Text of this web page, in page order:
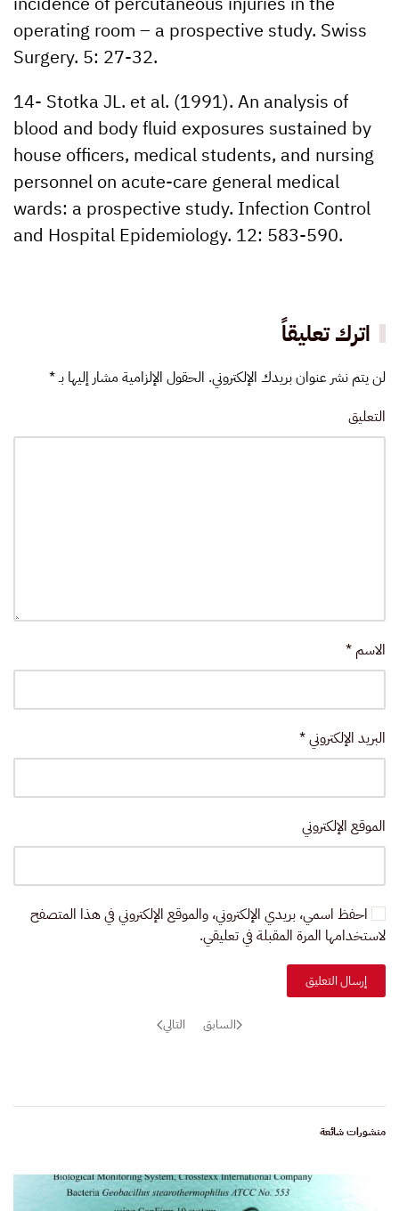
operating room – a prospective study. Swiss
Surgery. 5: 27-32.
14- Stotka JL. et al. (1991). An analysis of
blood and body fluid exposures sustained by
house officers, medical students, and nursing
personnel on acute-care general medical
wards: a prospective study. Infection Control
and Hospital Epidemiology. 12: 583-590.
اترك تعليقاً
لن يتم نشر عنوان بريدك الإلكتروني. الحقول الإلزامية مشار إليها بـ*
التعليق
الاسم *
البريد الإلكتروني*
الموقع الإلكتروني
احفظ اسمي، بريدي الإلكتروني، والموقع الإلكتروني في هذا المتصفح
لاستخدامها المرة المقبلة في تعليقي.
إرسال التعليق
السابق التالي
منشورات شائعة